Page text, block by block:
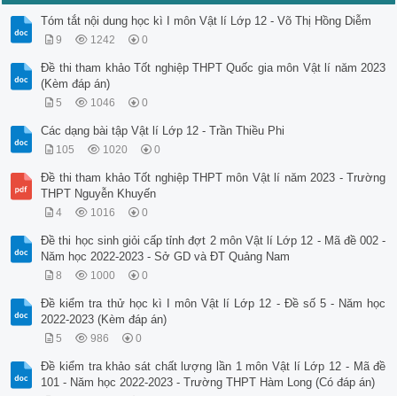
Tóm tắt nội dung học kì I môn Vật lí Lớp 12 - Võ Thị Hồng Diễm
9 1242 0
Đề thi tham khảo Tốt nghiệp THPT Quốc gia môn Vật lí năm 2023
(Kèm đáp án)
5 1046 0
Các dạng bài tập Vật lí Lớp 12 - Trần Thiều Phi
105 1020 0
Đề thi tham khảo Tốt nghiệp THPT môn Vật lí năm 2023 - Trường
THPT Nguyễn Khuyến
4 1016 0
Đề thi học sinh giỏi cấp tỉnh đợt 2 môn Vật lí Lớp 12 - Mã đề 002 -
Năm học 2022-2023 - Sở GD và ĐT Quảng Nam
8 1000 0
Đề kiểm tra thử học kì I môn Vật lí Lớp 12 - Đề số 5 - Năm học
2022-2023 (Kèm đáp án)
5 986 0
Đề kiểm tra khảo sát chất lượng lần 1 môn Vật lí Lớp 12 - Mã đề
101 - Năm học 2022-2023 - Trường THPT Hàm Long (Có đáp án)